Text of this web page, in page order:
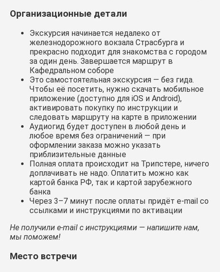
Организационные детали
Экскурсия начинается недалеко от
железнодорожного вокзала Страсбурга и
прекрасно подходит для знакомства с городом
за один день. Завершается маршрут в
Кафедральном соборе
Это самостоятельная экскурсия — без гида.
Чтобы её посетить, нужно скачать мобильное
приложение (доступно для iOS и Android),
активировать покупку по инструкции и
следовать маршруту на карте в приложении
Аудиогид будет доступен в любой день и
любое время без ограничений — при
оформлении заказа можно указать
приблизительные данные
Полная оплата происходит на Трипстере, ничего
доплачивать не надо. Оплатить можно как
картой банка РФ, так и картой зарубежного
банка
Через 3–7 минут после оплаты придёт e-mail со
ссылками и инструкциями по активации
Не получили e-mail с инструкциями — напишите нам,
мы поможем!
Место встречи